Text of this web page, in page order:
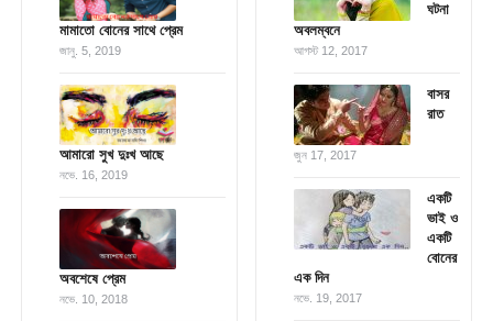
মামাতো বোনের সাথে প্রেম
জানু. 5, 2019
আমারো সুখ দুঃখ আছে
নভে. 16, 2019
অবশেষে প্রেম
নভে. 10, 2018
ঘটনা
অবলম্বনে
আগস্ট 12, 2017
বাসর
রাত
জুন 17, 2017
একটি
ভাই ও
একটি
বোনের
এক দিন
নভে. 19, 2017